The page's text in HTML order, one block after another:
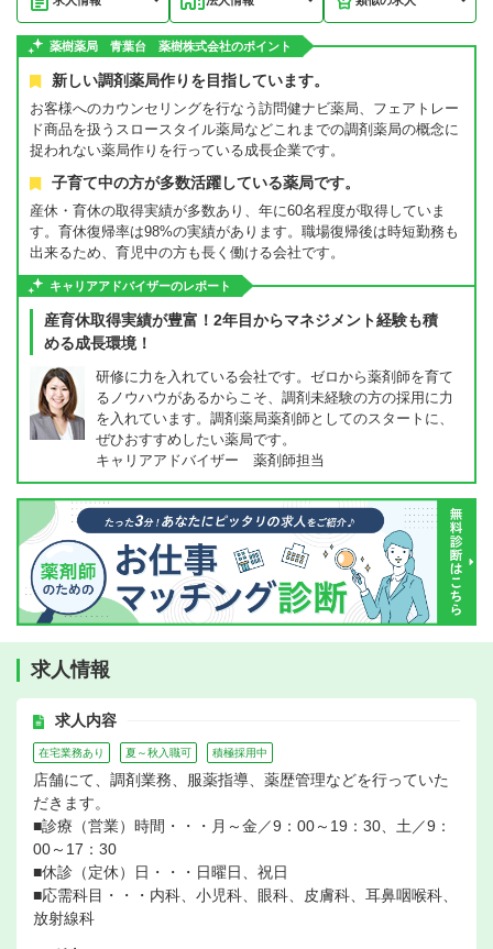
薬樹薬局 青葉台 薬樹株式会社のポイント
新しい調剤薬局作りを目指しています。
お客様へのカウンセリングを行なう訪問健ナビ薬局、フェアトレー
ド商品を扱うスロースタイル薬局などこれまでの調剤薬局の概念に
捉われない薬局作りを行っている成長企業です。
子育て中の方が多数活躍している薬局です。
産休・育休の取得実績が多数あり、年に60名程度が取得していま
す。育休復帰率は98%の実績があります。職場復帰後は時短勤務も
出来るため、育児中の方も長く働ける会社です。
キャリアアドバイザーのレポート
産育休取得実績が豊富！2年目からマネジメント経験も積
める成長環境！
研修に力を入れている会社です。ゼロから薬剤師を育て
るノウハウがあるからこそ、調剤未経験の方の採用に力
を入れています。調剤薬局薬剤師としてのスタートに、
ぜひおすすめしたい薬局です。
キャリアアドバイザー 薬剤師担当
求人情報
求人内容
在宅業務あり 夏～秋入職可 積極採用中
店舗にて、調剤業務、服薬指導、薬歴管理などを行っていた
だきます。
■診療（営業）時間・・・月～金／9：00～19：30、土／9：
00～17：30
■休診（定休）日・・・日曜日、祝日
■応需科目・・・内科、小児科、眼科、皮膚科、耳鼻咽喉科、
放射線科